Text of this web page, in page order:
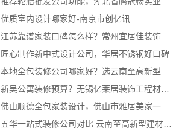
优质室内设计哪家好-南京市创亿讯
匠心制作新中式设计公司，华居不锈钢好口碑